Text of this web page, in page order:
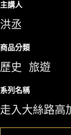
主講人
洪丞
商品分類
歷史 旅遊
系列名稱
走入大絲路高